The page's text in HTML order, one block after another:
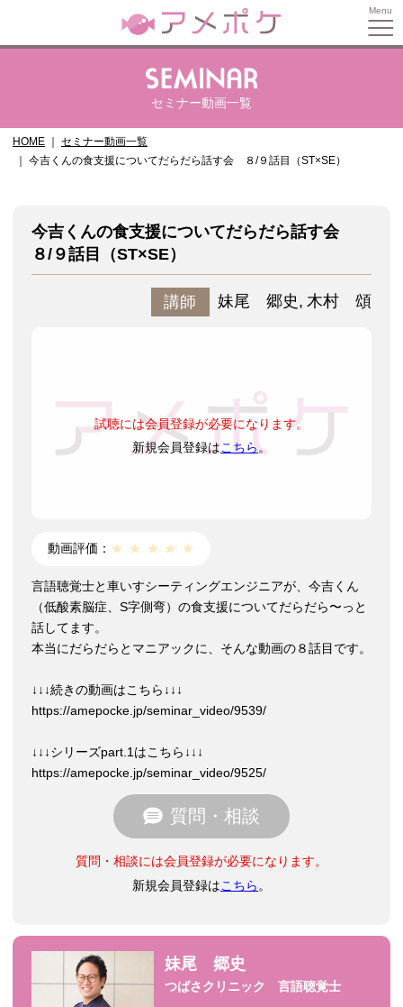
セミナー動画一覧
HOME
セミナー動画一覧
今吉くんの食支援についてだらだら話す会 ８/９話目（ST×SE）
今吉くんの食支援についてだらだら話す会
８/９話目（ST×SE）
講師 妹尾 郷史 木村 頌
試聴には会員登録が必要になります。
新規会員登録はこちら。
動画評価： ★ ★ ★ ★ ★
言語聴覚士と車いすシーティングエンジニアが、今吉くん
（低酸素脳症、S字側弯）の食支援についてだらだら〜っと
話してます。
本当にだらだらとマニアックに、そんな動画の８話目です。
↓↓↓続きの動画はこちら↓↓↓
https://amepocke.jp/seminar_video/9539/
↓↓↓シリーズpart.1はこちら↓↓↓
https://amepocke.jp/seminar_video/9525/
質問・相談
質問・相談には会員登録が必要になります。
新規会員登録はこちら 。
妹尾 郷史
つばさクリニック 言語聴覚士